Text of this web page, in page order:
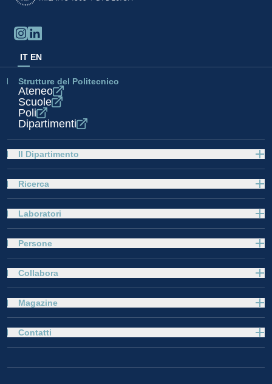
IT EN
Strutture del Politecnico
Ateneo
Scuole
Poli
Dipartimenti
Il Dipartimento
Ricerca
Laboratori
Persone
Collabora
Magazine
Contatti